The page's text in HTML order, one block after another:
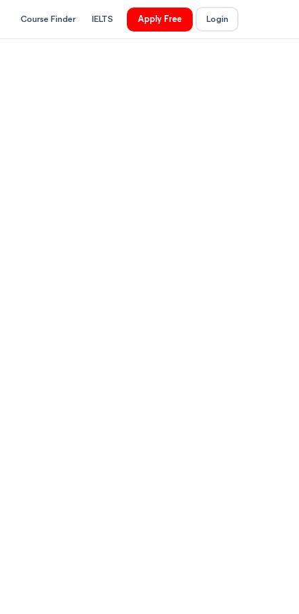
Course Finder IELTS Apply Free Login